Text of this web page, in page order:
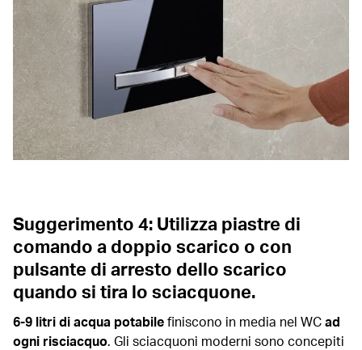
Suggerimento 4: Utilizza piastre di
comando a doppio scarico o con
pulsante di arresto dello scarico
quando si tira lo sciacquone.
6-9 litri di acqua potabilefiniscono in media nel WCad
ogni risciacquo. Gli sciacquoni moderni sono concepiti